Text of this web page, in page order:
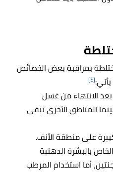
بمراقبة بعض الخصائص
[٤]
الانتهاء من غسل
دقيقةً، بينما المناطق الأخرى تبقى
على منطقة الأنف.
بالبشرة الدهنية
أما استخدام المرطب